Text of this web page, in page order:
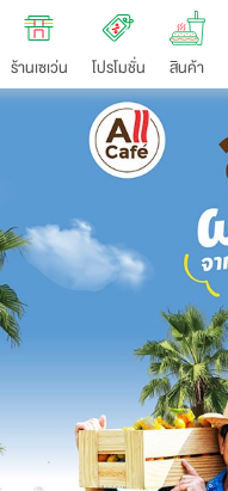
ร้านเซเว่น โปรโมชั่น สินค้า